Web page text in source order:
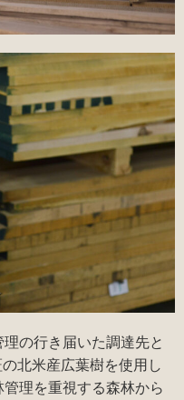
の行き届いた調達先と
北米産広葉樹を使用し
理を重視する森林から